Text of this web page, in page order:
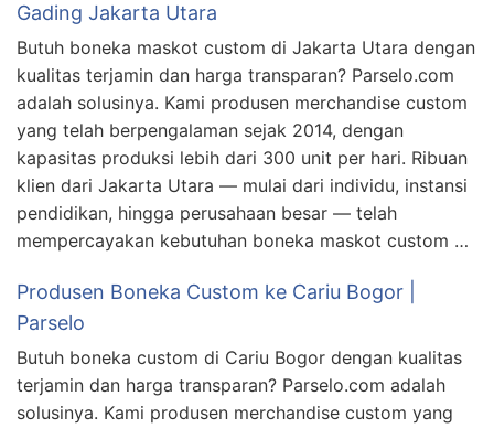
Gading Jakarta Utara
Butuh boneka maskot custom di Jakarta Utara dengan
kualitas terjamin dan harga transparan? Parselo.com
adalah solusinya. Kami produsen merchandise custom
yang telah berpengalaman sejak 2014, dengan
kapasitas produksi lebih dari 300 unit per hari. Ribuan
klien dari Jakarta Utara — mulai dari individu, instansi
pendidikan, hingga perusahaan besar — telah
mempercayakan kebutuhan boneka maskot custom …
Produsen Boneka Custom ke Cariu Bogor |
Parselo
Butuh boneka custom di Cariu Bogor dengan kualitas
terjamin dan harga transparan? Parselo.com adalah
solusinya. Kami produsen merchandise custom yang